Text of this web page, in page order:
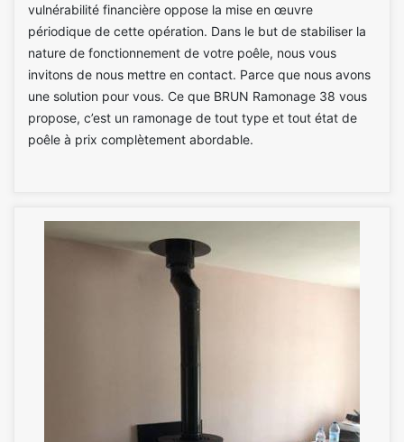
vulnérabilité financière oppose la mise en œuvre
périodique de cette opération. Dans le but de stabiliser la
nature de fonctionnement de votre poêle, nous vous
invitons de nous mettre en contact. Parce que nous avons
une solution pour vous. Ce que BRUN Ramonage 38 vous
propose, c’est un ramonage de tout type et tout état de
poêle à prix complètement abordable.